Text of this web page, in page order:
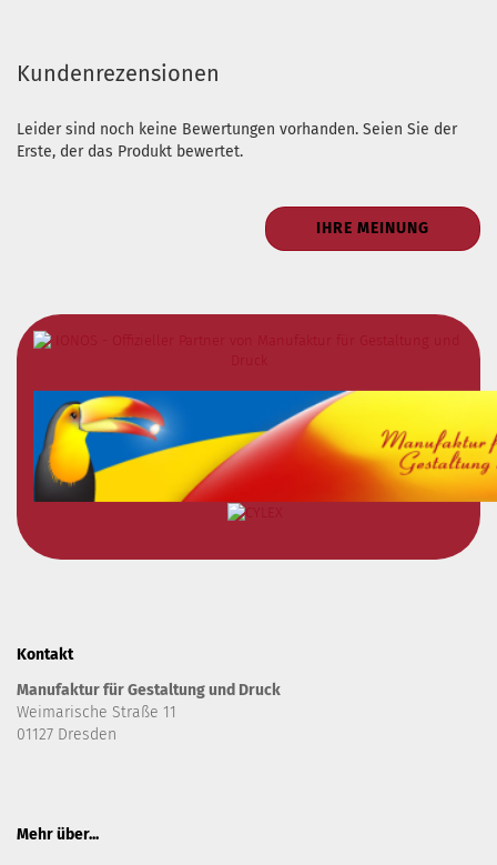
Kundenrezensionen
Leider sind noch keine Bewertungen vorhanden. Seien Sie der
Erste, der das Produkt bewertet.
IHRE MEINUNG
Kontakt
Manufaktur für Gestaltung und Druck
Weimarische Straße 11
01127 Dresden
Mehr über...